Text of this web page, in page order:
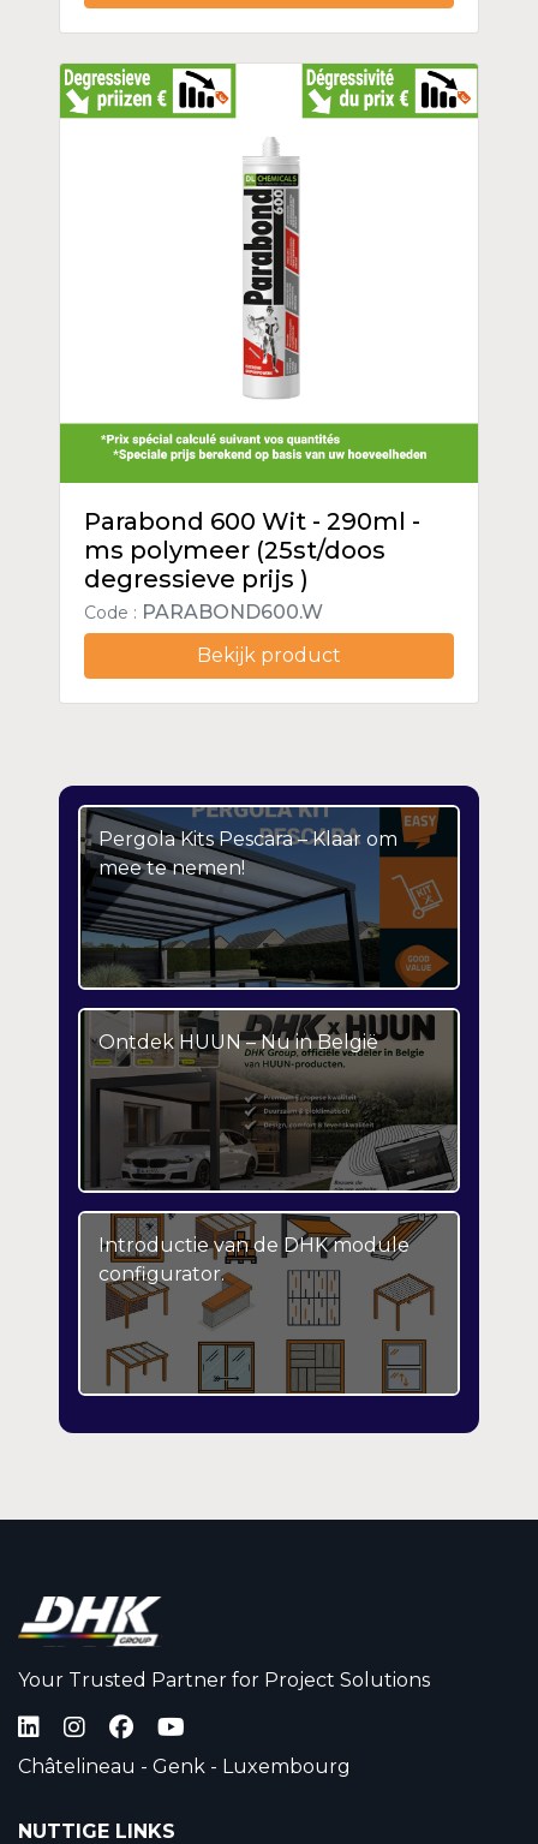
Parabond 600 Wit - 290ml -
ms polymeer (25st/doos
degressieve prijs )
Code : PARABOND600.W
Bekijk product
Pergola Kits Pescara – Klaar om
mee te nemen!
Ontdek HUUN – Nu in België
Introductie van de DHK module
configurator.
Your Trusted Partner for Project Solutions
Châtelineau - Genk - Luxembourg
NUTTIGE LINKS